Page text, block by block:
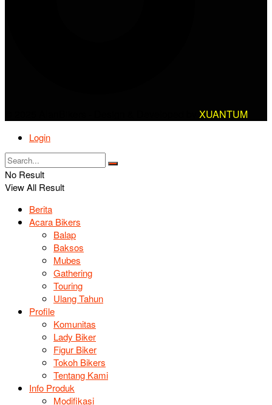
XUANTUM
Login
No Result
View All Result
Berita
Acara Bikers
Balap
Baksos
Mubes
Gathering
Touring
Ulang Tahun
Profile
Komunitas
Lady Biker
Figur Biker
Tokoh Bikers
Tentang Kami
Info Produk
Modifikasi